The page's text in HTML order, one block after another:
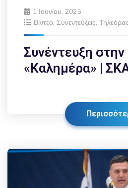
1 Ιουνίου, 2025
Βίντεο, Συνεντεύξεις,
Συνέντευξη
«Καλημέρα» |